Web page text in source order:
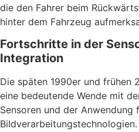
die den Fahrer beim
hinter dem Fahrzeug
Fortschritte in der
Integration
Die späten 1990er und frühen
eine bedeutende Wende mit
Sensoren und der Anwendung